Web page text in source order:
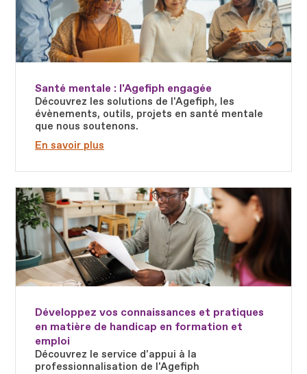
Santé mentale : l'Agefiph engagée
Découvrez les solutions de l'Agefiph, les
évènements, outils, projets en santé mentale
que nous soutenons.
En savoir plus
Développez vos connaissances et pratiques
en matière de handicap en formation et
emploi
Découvrez le service d'appui à la
professionnalisation de l'Agefiph
Fichier